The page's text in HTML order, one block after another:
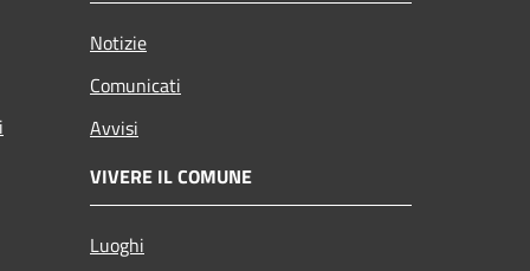
Notizie
Comunicati
Avvisi
VIVERE IL COMUNE
Luoghi